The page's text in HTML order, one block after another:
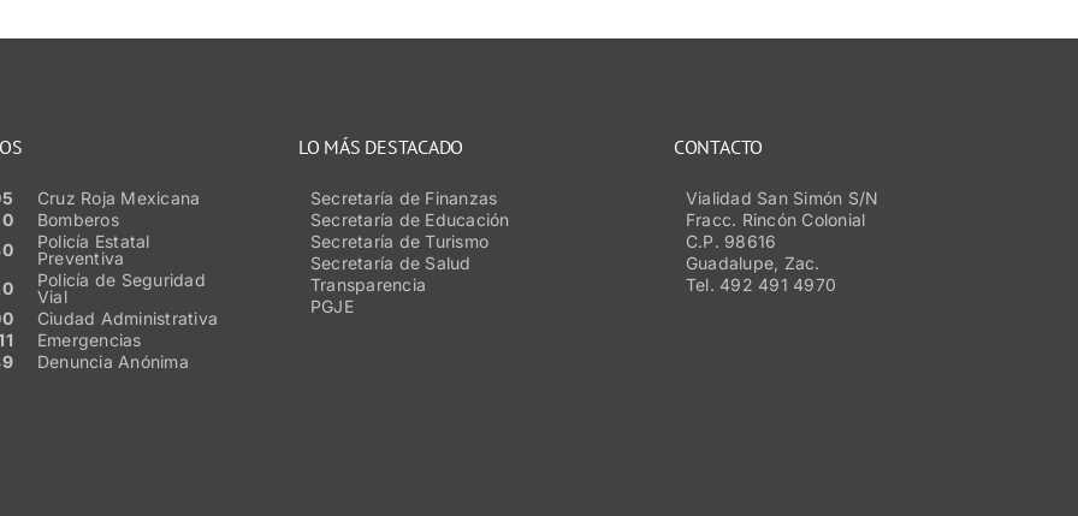
Cruz Roja Mexicana
Bomberos
Policía Estatal
Preventiva
Policía de Seguridad
Vial
Ciudad Administrativa
Emergencias
Denuncia Anónima
LO MÁS DESTACADO
Secretaría de Finanzas
Secretaría de Educación
Secretaría de Turismo
Secretaría de Salud
Transparencia
PGJE
CONTACTO
Vialidad San Simón S/N
Fracc. Rincón Colonial
C.P. 98616
Guadalupe, Zac.
Tel. 492 491 4970